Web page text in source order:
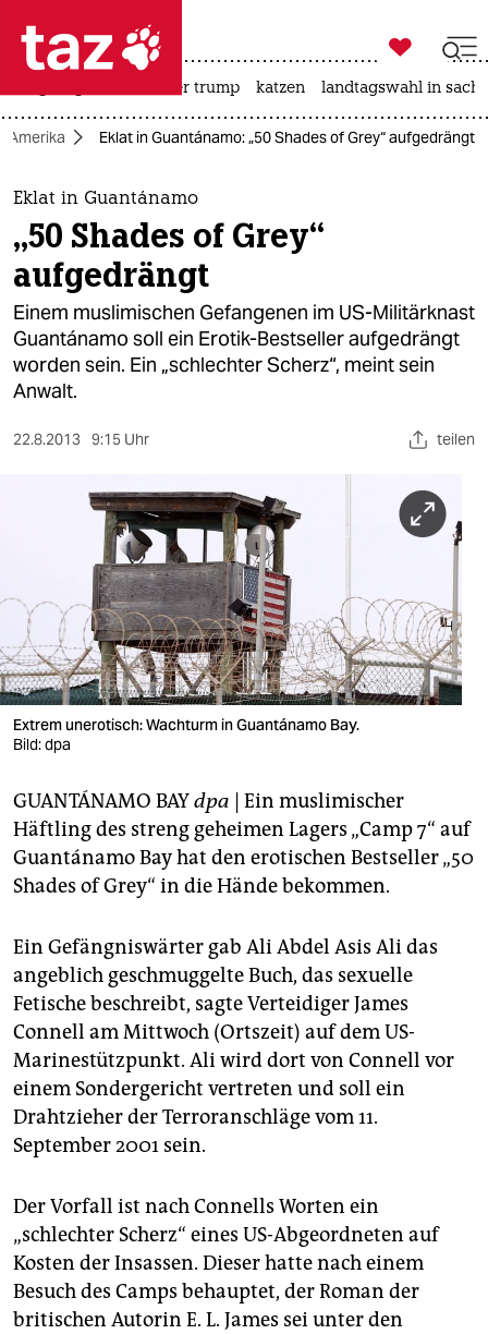
 taz zahl ich
taz zahl ich
themen
politik
öko
gesellschaft
kultur
sport
wahrheit
verlag
verlag
veranstaltungen
fragen & hilfe
unterstützen
abo
genossenschaft
epaper login

taz zahl ich
usa unter trump katzen landtagswahl in
Amerika Eklat in Guantánamo: „50 Shades of Grey“ aufgedrängt
Eklat in Guantánamo
„50 Shades of Grey“
aufgedrängt
Einem muslimischen Gefangenen im US-Militärknast
Guantánamo soll ein Erotik-Bestseller aufgedrängt
worden sein. Ein „schlechter Scherz“, meint sein
Anwalt.
22.8.2013 9:15 Uhr teilen
Extrem unerotisch: Wachturm in Guantánamo Bay.
Bild: dpa
GUANTÁNAMO BAYdpa | Ein muslimischer
Häftling des streng geheimen Lagers „Camp 7“ auf
Guantánamo Bay hat den erotischen Bestseller „50
Shades of Grey“ in die Hände bekommen.
Ein Gefängniswärter gab Ali Abdel Asis Ali das
angeblich geschmuggelte Buch, das sexuelle
Fetische beschreibt, sagte Verteidiger James
Connell am Mittwoch (Ortszeit) auf dem US-
Marinestützpunkt. Ali wird dort von Connell vor
einem Sondergericht vertreten und soll ein
Drahtzieher der Terroranschläge vom 11.
September 2001 sein.
Der Vorfall ist nach Connells Worten ein
„schlechter Scherz“ eines US-Abgeordneten auf
Kosten der Insassen. Dieser hatte nach einem
Besuch des Camps behauptet, der Roman der
britischen Autorin E. L. James sei unter den